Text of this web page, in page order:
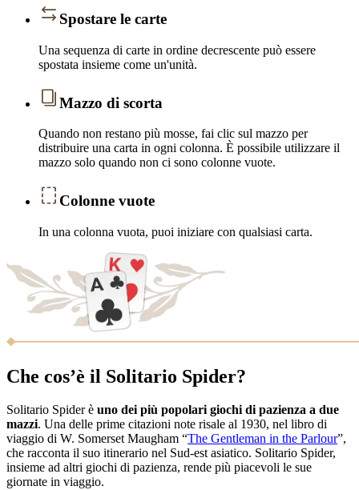
Spostare le carte
Una sequenza di carte in ordine decrescente può essere
spostata insieme come un'unità.
Mazzo di scorta
Quando non restano più mosse, fai clic sul mazzo per
distribuire una carta in ogni colonna. È possibile utilizzare il
mazzo solo quando non ci sono colonne vuote.
Colonne vuote
In una colonna vuota, puoi iniziare con qualsiasi carta.
Che cos’è il Solitario Spider?
Solitario Spider è uno dei più popolari giochi di pazienza a due
mazzi. Una delle prime citazioni note risale al 1930, nel libro di
viaggio di W. Somerset Maugham “The Gentleman in the Parlour”,
che racconta il suo itinerario nel Sud-est asiatico. Solitario Spider,
insieme ad altri giochi di pazienza, rende più piacevoli le sue
giornate in viaggio.